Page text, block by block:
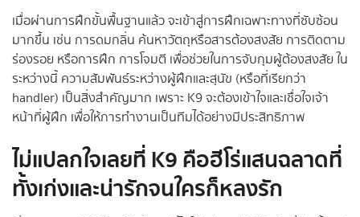
เมื่อผ่านการฝึกขั้นพื้นฐานแล้ว จะเข้าสู่การฝึกเฉพาะทางที่ซับซ้อน
มากขึ้น เช่น การดมกลิ่น ค้นหาวัตถุหรือสารต้องสงสัย การติดตาม
ร่องรอย หรือการฝึก การโจมตี เพื่อช่วยในการจับกุมผู้ต้องสงสัย ใน
ระหว่างนี้ ความสัมพันธ์ระหว่างผู้ฝึกและสุนัข (หรือที่เรียกว่า
handler) เป็นสิ่งสำคัญมาก เพราะ K9 จะต้องเข้าใจและเชื่อใจเจ้า
หน้าที่ผู้ฝึก เพื่อให้การทำงานเป็นทีมได้อย่างมีประสิทธิภาพ
ไม่แปลกใจเลยที่ K9 คือฮีโร่แสนฉลาดที่
ทั้งเก่งและน่ารักจนใครก็หลงรัก